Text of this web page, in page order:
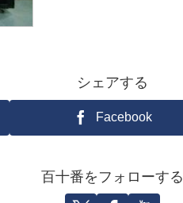
シェアする
Facebook
百十番をフォローする